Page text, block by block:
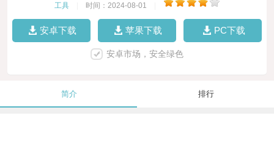
工具 时间：2024-08-01
安卓下载 苹果下载 PC下载
安卓市场，安全绿色
简介 排行